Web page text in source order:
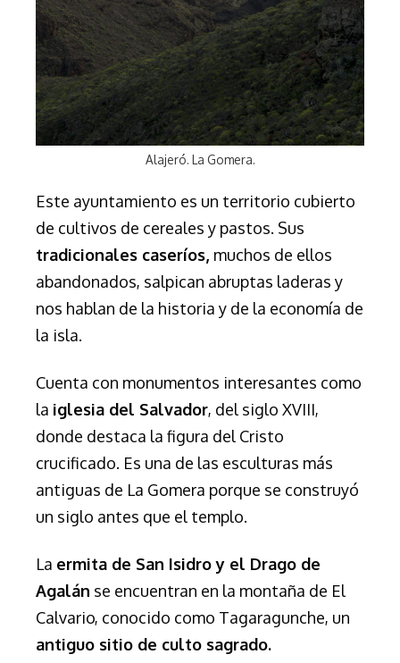
Alajeró. La Gomera.
Este ayuntamiento es un territorio cubierto
de cultivos de cereales y pastos. Sus
tradicionales caseríos, muchos de ellos
abandonados, salpican abruptas laderas y
nos hablan de la historia y de la economía de
la isla.
Cuenta con monumentos interesantes como
la iglesia del Salvador, del siglo XVIII,
donde destaca la figura del Cristo
crucificado. Es una de las esculturas más
antiguas de La Gomera porque se construyó
un siglo antes que el templo.
La ermita de San Isidro y el Drago de
Agalán se encuentran en la montaña de El
Calvario, conocido como Tagaragunche, un
antiguo sitio de culto sagrado.